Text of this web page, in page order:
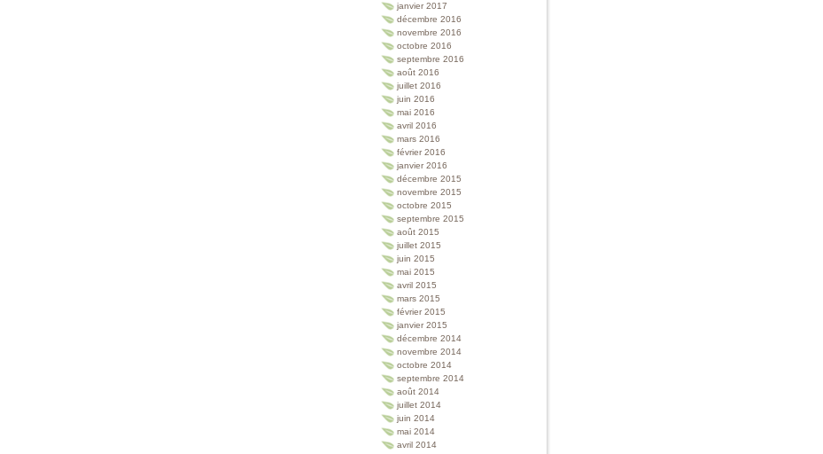
janvier 2017
décembre 2016
novembre 2016
octobre 2016
septembre 2016
août 2016
juillet 2016
juin 2016
mai 2016
avril 2016
mars 2016
février 2016
janvier 2016
décembre 2015
novembre 2015
octobre 2015
septembre 2015
août 2015
juillet 2015
juin 2015
mai 2015
avril 2015
mars 2015
février 2015
janvier 2015
décembre 2014
novembre 2014
octobre 2014
septembre 2014
août 2014
juillet 2014
juin 2014
mai 2014
avril 2014